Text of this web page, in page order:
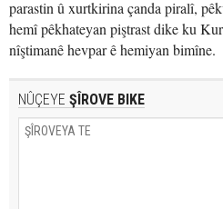
parastin û xurtkirina çanda piralî,
hemî pêkhateyan piştrast dike ku
nîştimanê hevpar ê hemiyan bimîne.
NÛÇEYE ŞÎROVE BIKE